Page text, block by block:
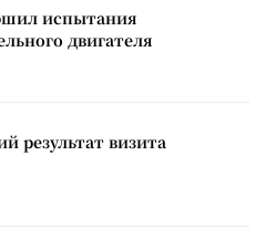
испытания
двигателя
результат визита